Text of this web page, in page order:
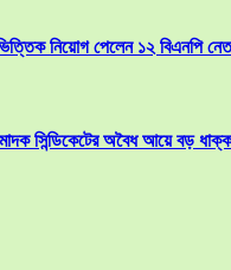
নিয়োগ পেলেন ১২ বিএনপি
সিন্ডিকেটের অবৈধ আয়ে বড়